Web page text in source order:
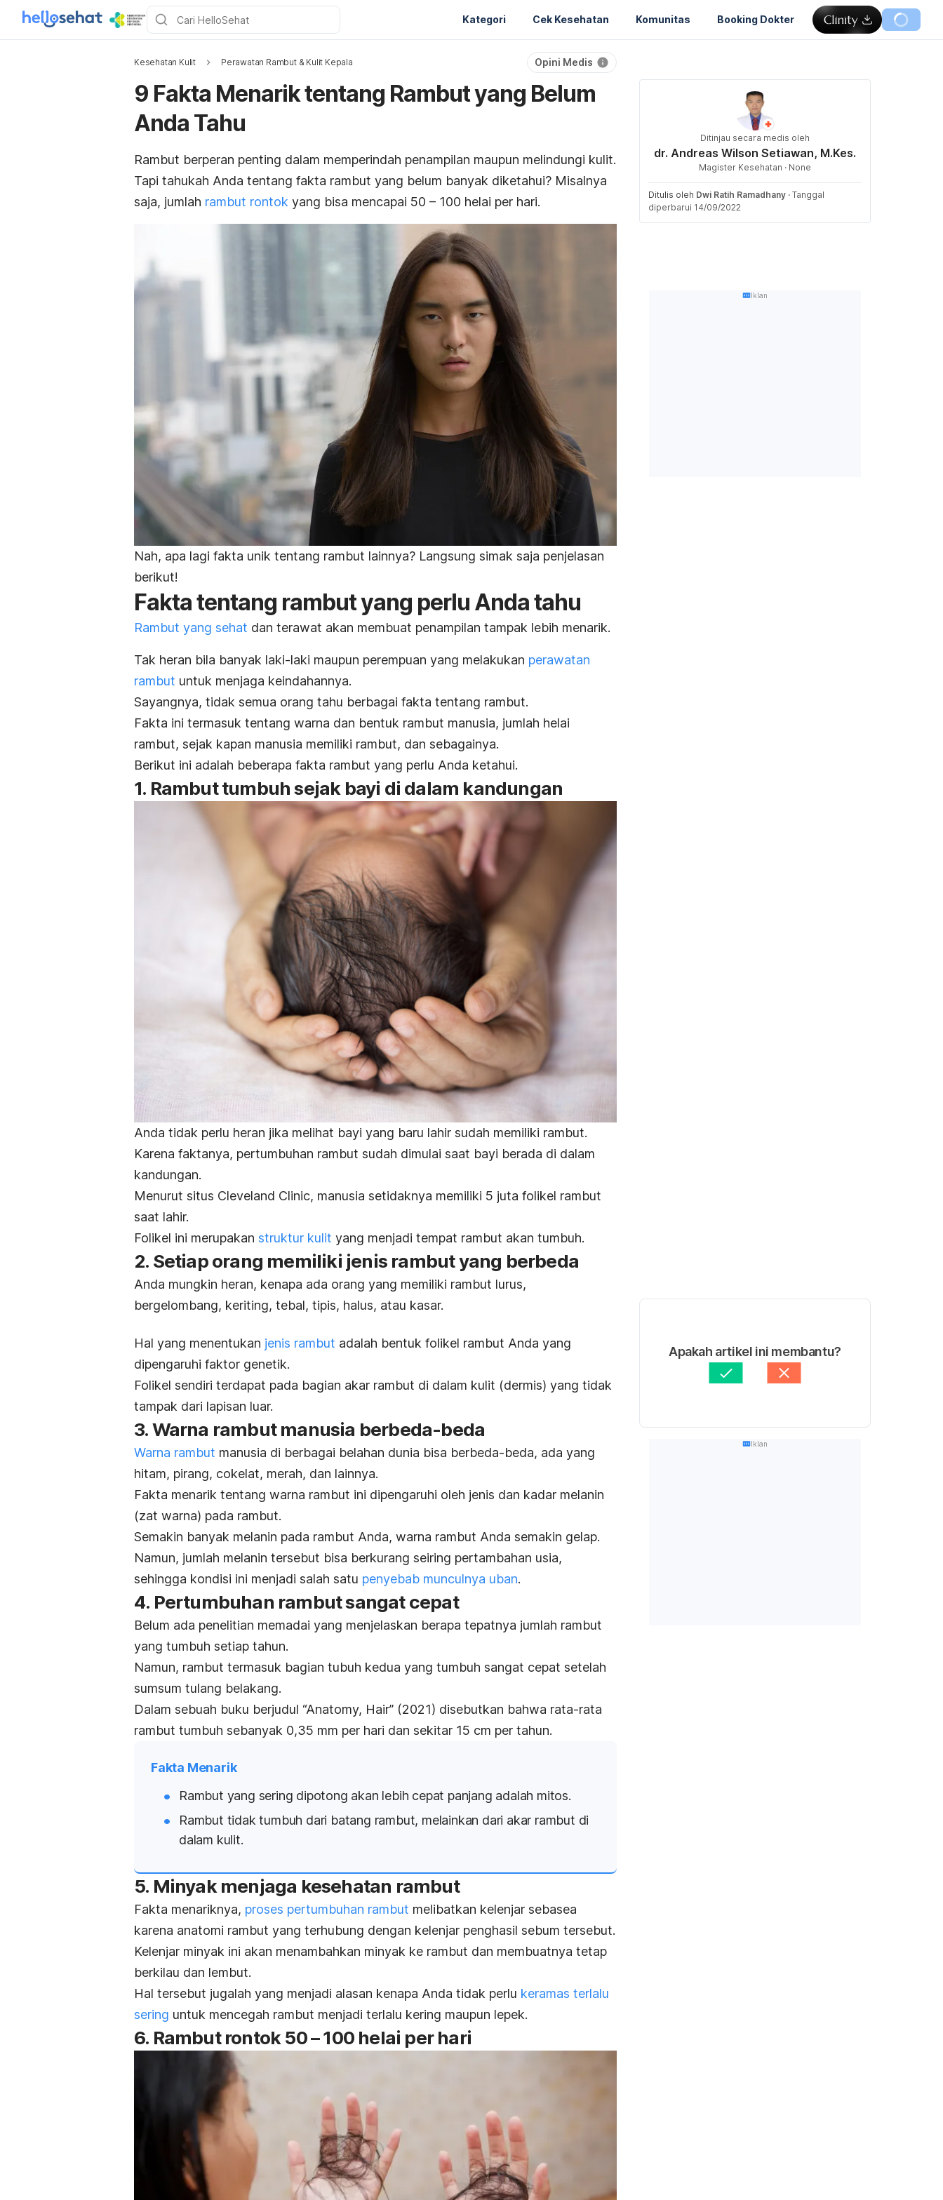
Kategori Cek Kesehatan Komunitas Booking Dokter
Kesehatan Kulit Perawatan Rambut & Kulit Kepala Opini Medis
9 Fakta Menarik tentang Rambut yang Belum
Anda Tahu
Rambut berperan penting dalam memperindah penampilan maupun melindungi kulit.
Tapi tahukah Anda tentang fakta rambut yang belum banyak diketahui? Misalnya
saja, jumlah rambut rontok yang bisa mencapai 50 – 100 helai per hari.
Nah, apa lagi fakta unik tentang rambut lainnya? Langsung simak saja penjelasan
berikut!
Fakta tentang rambut yang perlu Anda tahu
Rambut yang sehat dan terawat akan membuat penampilan tampak lebih menarik.
Tak heran bila banyak laki-laki maupun perempuan yang melakukan perawatan
rambut untuk menjaga keindahannya.
Sayangnya, tidak semua orang tahu berbagai fakta tentang rambut.
Fakta ini termasuk tentang warna dan bentuk rambut manusia, jumlah helai
rambut, sejak kapan manusia memiliki rambut, dan sebagainya.
Berikut ini adalah beberapa fakta rambut yang perlu Anda ketahui.
1. Rambut tumbuh sejak bayi di dalam kandungan
Anda tidak perlu heran jika melihat bayi yang baru lahir sudah memiliki rambut.
Karena faktanya, pertumbuhan rambut sudah dimulai saat bayi berada di dalam
kandungan.
Menurut situs Cleveland Clinic, manusia setidaknya memiliki 5 juta folikel rambut
saat lahir.
Folikel ini merupakan struktur kulit yang menjadi tempat rambut akan tumbuh.
2. Setiap orang memiliki jenis rambut yang berbeda
Anda mungkin heran, kenapa ada orang yang memiliki rambut lurus,
bergelombang, keriting, tebal, tipis, halus, atau kasar.
Hal yang menentukan jenis rambut adalah bentuk folikel rambut Anda yang
dipengaruhi faktor genetik.
Folikel sendiri terdapat pada bagian akar rambut di dalam kulit (dermis) yang tidak
tampak dari lapisan luar.
3. Warna rambut manusia berbeda-beda
Warna rambut manusia di berbagai belahan dunia bisa berbeda-beda, ada yang
hitam, pirang, cokelat, merah, dan lainnya.
Fakta menarik tentang warna rambut ini dipengaruhi oleh jenis dan kadar melanin
(zat warna) pada rambut.
Semakin banyak melanin pada rambut Anda, warna rambut Anda semakin gelap.
Namun, jumlah melanin tersebut bisa berkurang seiring pertambahan usia,
sehingga kondisi ini menjadi salah satu penyebab munculnya uban.
4. Pertumbuhan rambut sangat cepat
Belum ada penelitian memadai yang menjelaskan berapa tepatnya jumlah rambut
yang tumbuh setiap tahun.
Namun, rambut termasuk bagian tubuh kedua yang tumbuh sangat cepat setelah
sumsum tulang belakang.
Dalam sebuah buku berjudul “Anatomy, Hair” (2021) disebutkan bahwa rata-rata
rambut tumbuh sebanyak 0,35 mm per hari dan sekitar 15 cm per tahun.
Fakta Menarik
Rambut yang sering dipotong akan lebih cepat panjang adalah mitos.
Rambut tidak tumbuh dari batang rambut, melainkan dari akar rambut di
dalam kulit.
5. Minyak menjaga kesehatan rambut
Fakta menariknya, proses pertumbuhan rambut melibatkan kelenjar sebasea
karena anatomi rambut yang terhubung dengan kelenjar penghasil sebum tersebut.
Kelenjar minyak ini akan menambahkan minyak ke rambut dan membuatnya tetap
berkilau dan lembut.
Hal tersebut jugalah yang menjadi alasan kenapa Anda tidak perlu keramas terlalu
sering untuk mencegah rambut menjadi terlalu kering maupun lepek.
6. Rambut rontok 50 – 100 helai per hari
Ditinjau secara medis oleh
dr. Andreas Wilson Setiawan, M.Kes.
Magister Kesehatan · None
Ditulis oleh Dwi Ratih Ramadhany · Tanggal
diperbarui 14/09/2022
Iklan
Apakah artikel ini membantu?
Iklan